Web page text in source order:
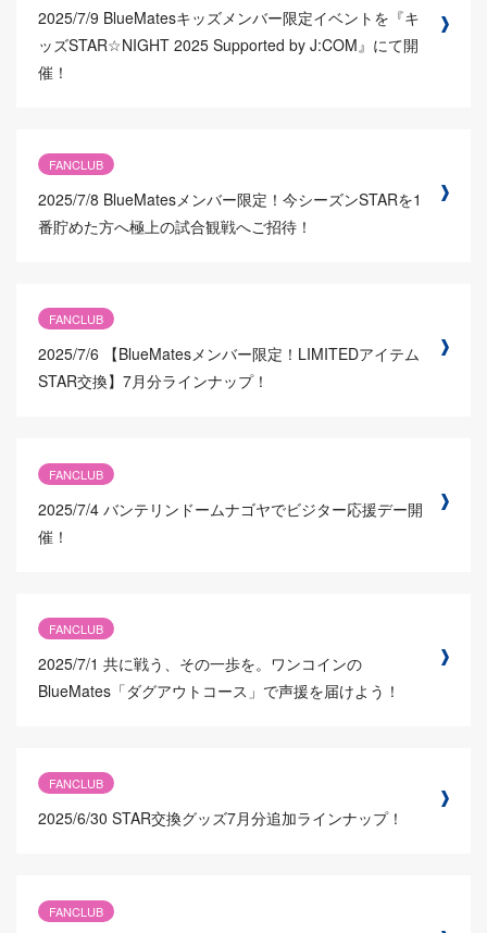
2025/7/9 BlueMatesキッズメンバー限定イベントを『キ
ッズSTAR☆NIGHT 2025 Supported by J:COM』にて開
催！
FANCLUB
2025/7/8 BlueMatesメンバー限定！今シーズンSTARを1
番貯めた方へ極上の試合観戦へご招待！
FANCLUB
2025/7/6
【BlueMatesメンバー限定！LIMITEDアイテム
STAR交換】7月分ラインナップ！
FANCLUB
2025/7/4 バンテリンドームナゴヤでビジター応援デー開
催！
FANCLUB
2025/7/1 共に戦う、その一歩を。ワンコインの
BlueMates「ダグアウトコース」で声援を届けよう！
FANCLUB
2025/6/30 STAR交換グッズ7月分追加ラインナップ！
FANCLUB